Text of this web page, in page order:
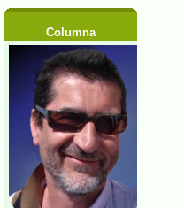
Columna